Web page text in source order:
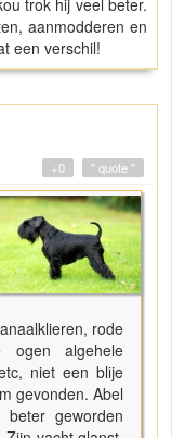
trok hij veel beter.
aanmodderen en
een verschil!
" quote "
+0
rode
ogen algehele
niet een blije
gevonden. Abel
geworden